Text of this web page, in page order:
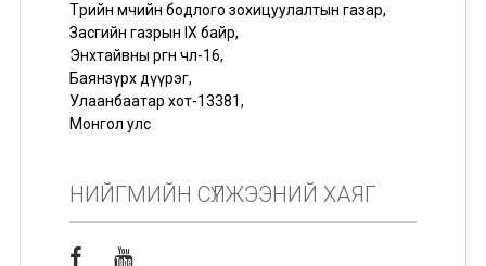
Төрийн өмчийн бодлого зохицуулалтын газар,
Засгийн газрын IX байр,
Энхтайвны өргөн чөлөө-16,
Баянзүрх дүүрэг,
Улаанбаатар хот-13381,
Монгол улс
НИЙГМИЙН СҮЛЖЭЭНИЙ ХАЯГ